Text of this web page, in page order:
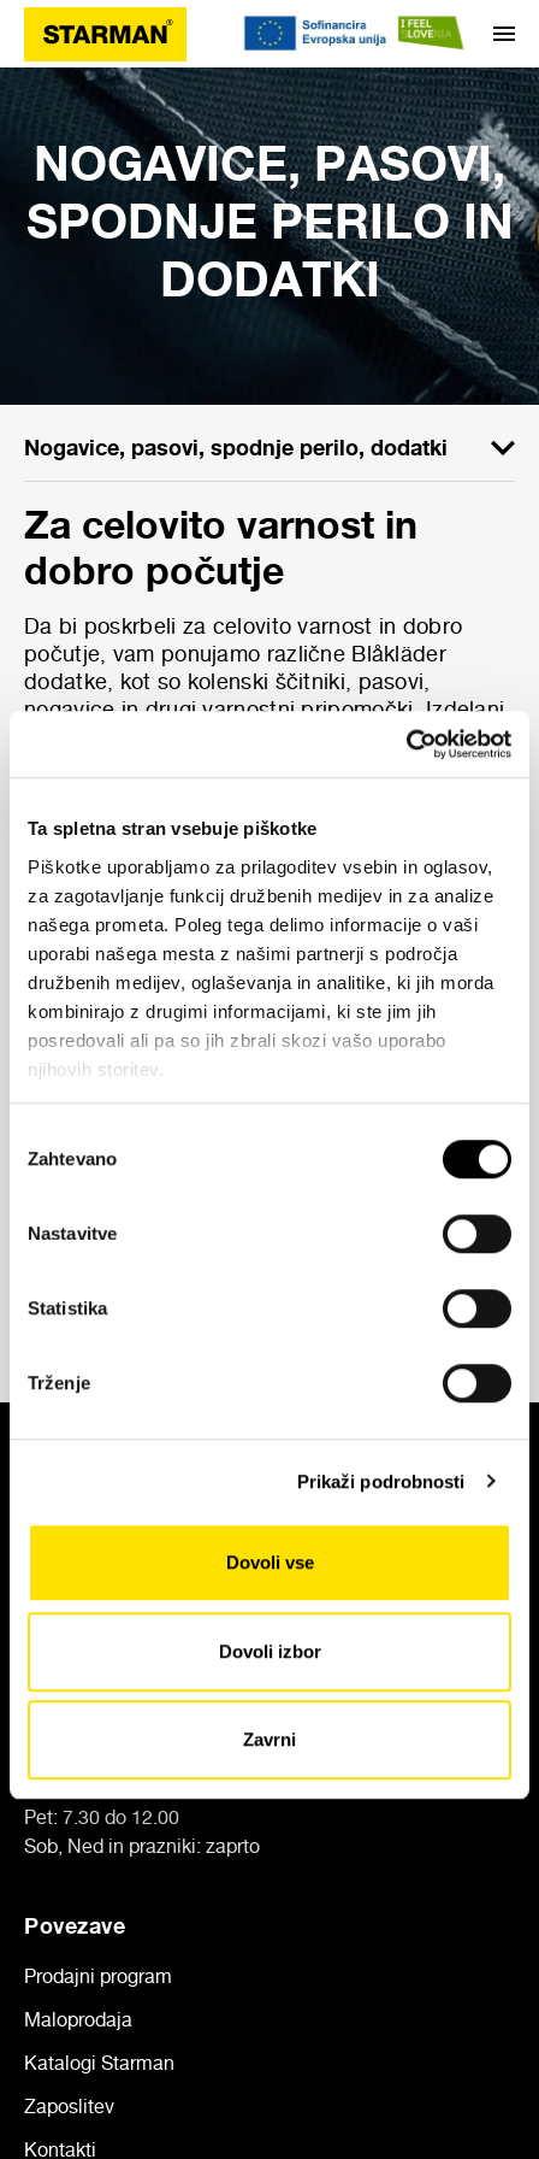
Ta spletna stran vsebuje piškotke
Piškotke uporabljamo za prilagoditev vsebin in oglasov,
za zagotavljanje funkcij družbenih medijev in za analize
našega prometa. Poleg tega delimo informacije o vaši
uporabi našega mesta z našimi partnerji s področja
družbenih medijev, oglaševanja in analitike, ki jih morda
kombinirajo z drugimi informacijami, ki ste jim jih
posredovali ali pa so jih zbrali skozi vašo uporabo
njihovih storitev.
soglasja
Zahtevano
Nastavitve
Statistika
Trženje
Prikaži podrobnosti
Dovoli vse
Dovoli izbor
Zavrni
NOGAVICE, PASOVI,
SPODNJE PERILO IN
DODATKI
Nogavice, pasovi, spodnje perilo, dodatki
Za celovito varnost in
dobro počutje
Da bi poskrbeli za celovito varnost in dobro
počutje, vam ponujamo različne Blåkläder
dodatke, kot so kolenski ščitniki, pasovi,
nogavice in drugi varnostni pripomočki. Izdelani
so z najnovejšo tehnologijo, ki zagotavlja
zanesljivost izdelka. Poleg tega so proizvodne
zagotovijo popolno kakovost in hkrati varujejo
okolje.
Pomembno je, da se zavedamo pomena
zdravja, zato bodite odgovorni in poskrbite za
lastno zaščito ter varnost tudi drugih okoli vas.
Starman d.o.o.
Poslovna cona Žeje pri Komendi
Tel:
info@starman.si
Pon - Čet: 7.30 do 14.30
Pet: 7.30 do 12.00
Sob, Ned in prazniki: zaprto
Povezave
Prodajni program
Maloprodaja
Katalogi Starman
Zaposlitev
Kontakti